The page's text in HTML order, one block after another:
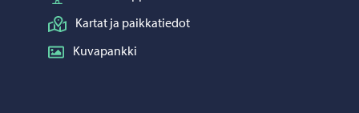
Kartat ja paikkatiedot
Kuvapankki